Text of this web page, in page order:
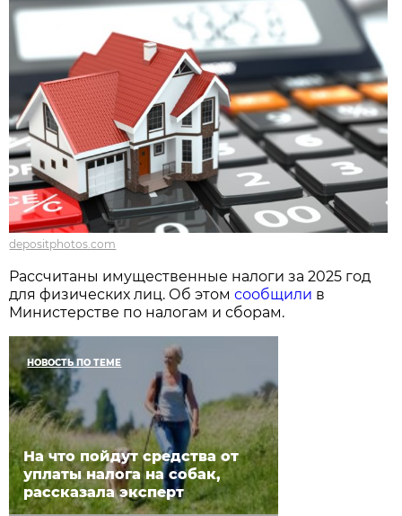
depositphotos.com
Рассчитаны имущественные налоги за 2025 год
для физических лиц. Об этомсообщили в
Министерстве по налогам и сборам.
НОВОСТЬ ПО ТЕМЕ
На что пойдут средства от
уплаты налога на собак,
рассказала эксперт